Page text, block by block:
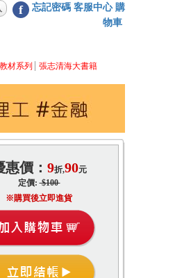
f 忘記密碼 客服中心 購
物車
材系列 張志清海大書籍
惠價： 9折,90元
定價:$100
※購買後立即進貨